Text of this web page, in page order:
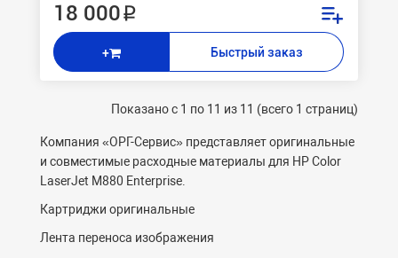
18 000 ₽
+ Быстрый заказ
Показано с 1 по 11 из 11 (всего 1 страниц)
Компания «ОРГ-Cервис» представляет оригинальные
и совместимые расходные материалы для HP Color
LaserJet M880 Enterprise.
Картриджи оригинальные
Лента переноса изображения